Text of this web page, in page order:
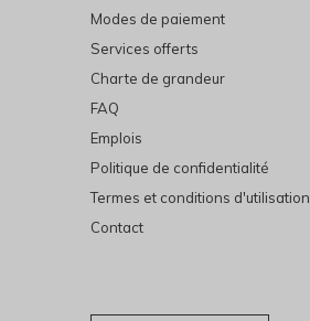
Modes de paiement
Services offerts
Charte de grandeur
FAQ
Emplois
Politique de confidentialité
Termes et conditions d'utilisation
Contact